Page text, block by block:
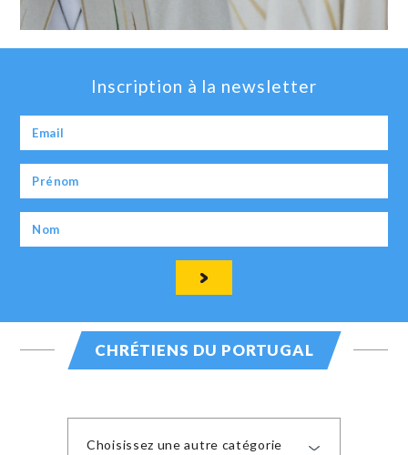
Inscription à la newsletter
CHRÉTIENS DU PORTUGAL
Choisissez une autre catégorie